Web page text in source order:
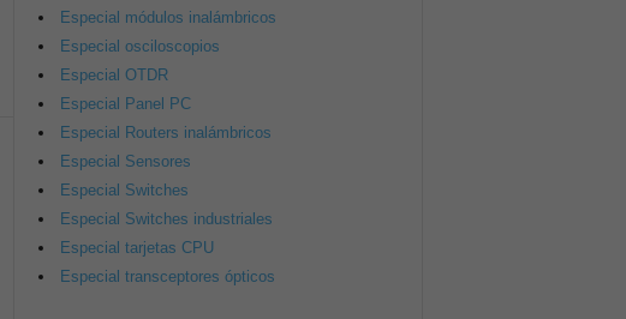
Especial módulos inalámbricos
Especial osciloscopios
Especial OTDR
Especial Panel PC
Especial Routers inalámbricos
Especial Sensores
Especial Switches
Especial Switches industriales
Especial tarjetas CPU
Especial transceptores ópticos